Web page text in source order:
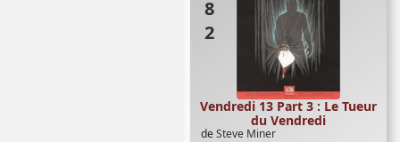
deSteve Miner
Vendredi 13 Part 3 : Le Tueur
du Vendredi